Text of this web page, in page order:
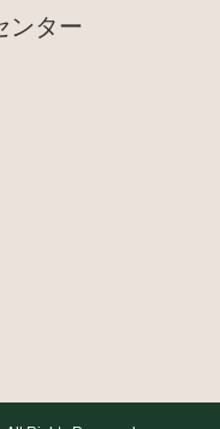
ンター